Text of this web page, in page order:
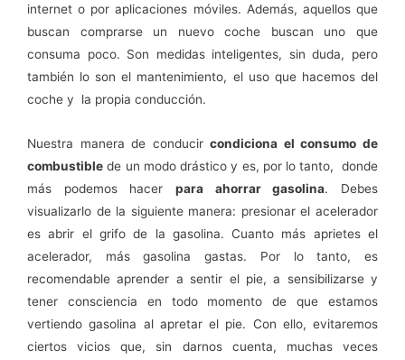
internet o por aplicaciones móviles. Además, aquellos que
buscan comprarse un nuevo coche buscan uno que
consuma poco. Son medidas inteligentes, sin duda, pero
también lo son el mantenimiento, el uso que hacemos del
coche y la propia conducción.
Nuestra manera de conducircondiciona el consumo de
combustible de un modo drástico y es, por lo tanto, donde
más podemos hacer para ahorrar gasolina. Debes
visualizarlo de la siguiente manera: presionar el acelerador
es abrir el grifo de la gasolina. Cuanto más aprietes el
acelerador, más gasolina gastas. Por lo tanto, es
recomendable aprender a sentir el pie, a sensibilizarse y
tener consciencia en todo momento de que estamos
vertiendo gasolina al apretar el pie. Con ello, evitaremos
ciertos vicios que, sin darnos cuenta, muchas veces